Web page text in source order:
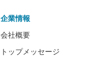
企業情報
会社概要
トップメッセージ